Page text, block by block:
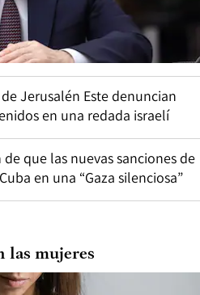
Jerusalén Este denuncian
en una redada israelí
que las nuevas sanciones de
en una “Gaza silenciosa”
las mujeres